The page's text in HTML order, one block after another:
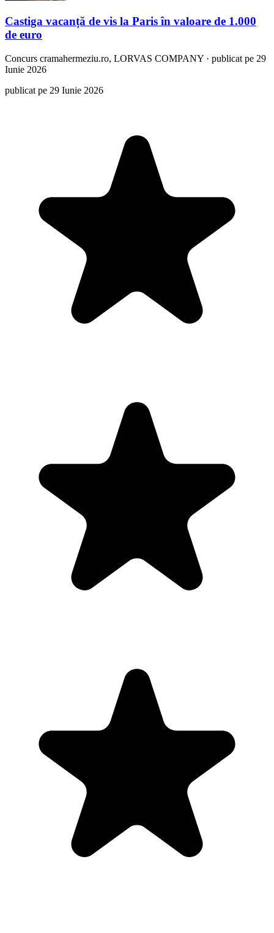
Castiga vacanță de vis la Paris în valoare de 1.000
de euro
Concurs cramahermeziu.ro, LORVAS COMPANY · publicat pe 29
Iunie 2026
publicat pe 29 Iunie 2026